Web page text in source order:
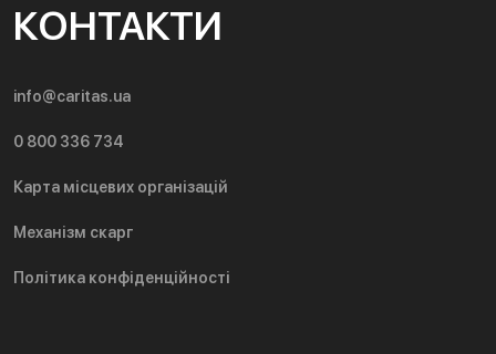
КОНТАКТИ
info@caritas.ua
0 800 336 734
Карта місцевих організацій
Механізм скарг
Політика конфіденційності